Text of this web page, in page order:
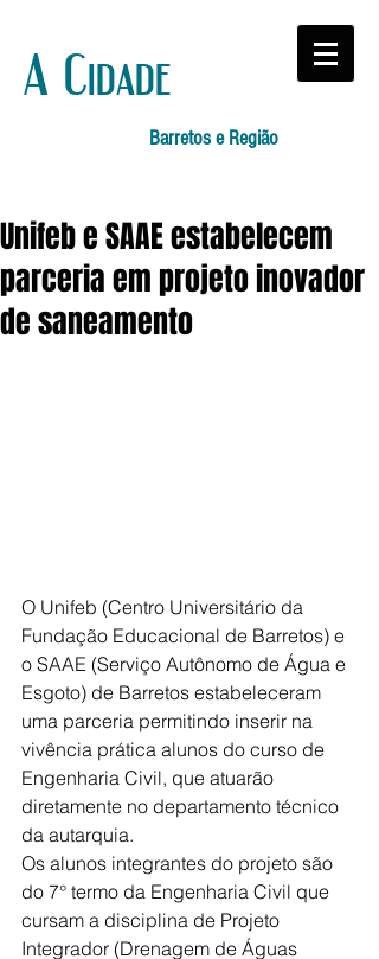
A Cidade
Barretos e Região
Unifeb e SAAE estabelecem
parceria em projeto inovador
de saneamento
O Unifeb (Centro Universitário da
Fundação Educacional de Barretos) e
o SAAE (Serviço Autônomo de Água e
Esgoto) de Barretos estabeleceram
uma parceria permitindo inserir na
vivência prática alunos do curso de
Engenharia Civil, que atuarão
diretamente no departamento técnico
da autarquia.
Os alunos integrantes do projeto são
do 7° termo da Engenharia Civil que
cursam a disciplina de Projeto
Integrador (Drenagem de Águas